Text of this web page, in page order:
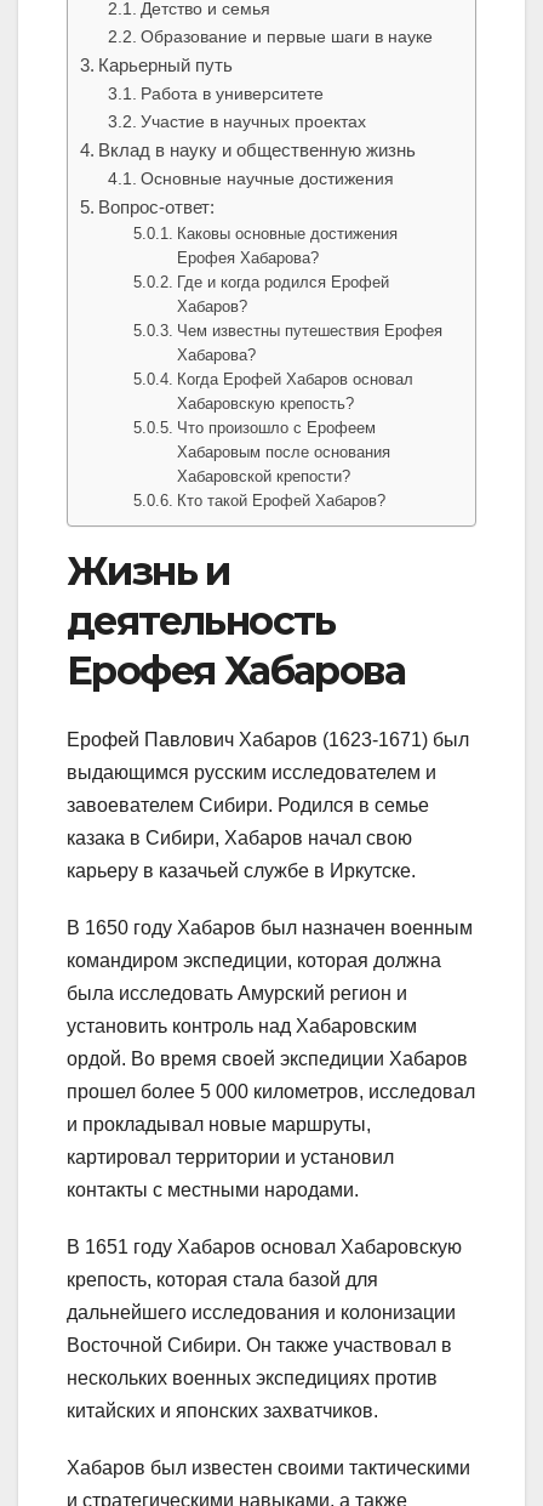
Детство и семья
Образование и первые шаги в науке
Карьерный путь
Работа в университете
Участие в научных проектах
Вклад в науку и общественную жизнь
Основные научные достижения
Вопрос-ответ:
Каковы основные достижения
Ерофея Хабарова?
Где и когда родился Ерофей
Хабаров?
Чем известны путешествия Ерофея
Хабарова?
Когда Ерофей Хабаров основал
Хабаровскую крепость?
Что произошло с Ерофеем
Хабаровым после основания
Хабаровской крепости?
Кто такой Ерофей Хабаров?
Жизнь и
деятельность
Ерофея Хабарова
Ерофей Павлович Хабаров (1623-1671) был
выдающимся русским исследователем и
завоевателем Сибири. Родился в семье
казака в Сибири, Хабаров начал свою
карьеру в казачьей службе в Иркутске.
В 1650 году Хабаров был назначен военным
командиром экспедиции, которая должна
была исследовать Амурский регион и
установить контроль над Хабаровским
ордой. Во время своей экспедиции Хабаров
прошел более 5 000 километров, исследовал
и прокладывал новые маршруты,
картировал территории и установил
контакты с местными народами.
В 1651 году Хабаров основал Хабаровскую
крепость, которая стала базой для
дальнейшего исследования и колонизации
Восточной Сибири. Он также участвовал в
нескольких военных экспедициях против
китайских и японских захватчиков.
Хабаров был известен своими тактическими
и стратегическими навыками, а также